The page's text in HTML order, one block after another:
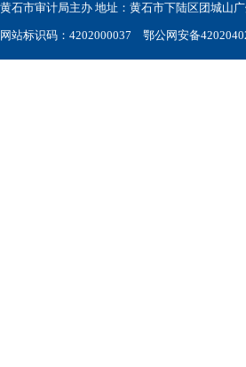
黄石市审计局主办 地址：黄石市下陆区团城山
网站标识码：4202000037 鄂公网安备